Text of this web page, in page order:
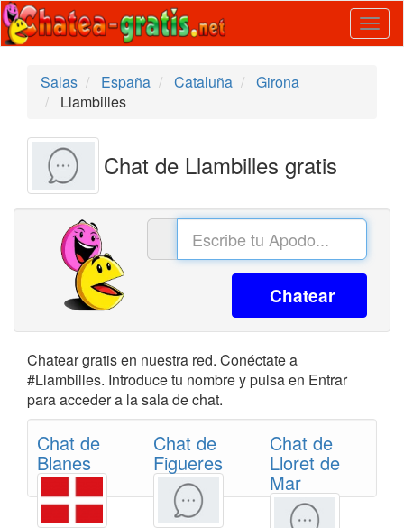
Salas
España Cataluña
Girona
Llambilles
Chat de Llambilles gratis
Chatear
Chatear gratis en nuestra red. Conéctate a
#Llambilles. Introduce tu nombre y pulsa en Entrar
para acceder a la sala de chat.
Chat de
Blanes
Chat de
Figueres
Chat de
Lloret de
Mar